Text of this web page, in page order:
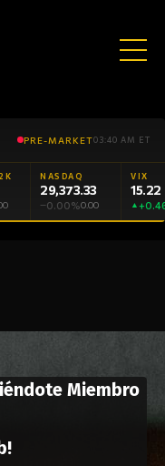
PRE-MARKET03:40 AM ET
NASDAQ
29,373.33
—0.00%0.00
VIX
15.22
▲
Miembro